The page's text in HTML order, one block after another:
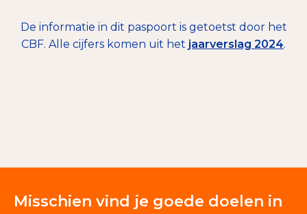
De informatie in dit paspoort is getoetst door het
CBF. Alle cijfers komen uit het jaarverslag 2024.
Misschien vind je goede doelen in